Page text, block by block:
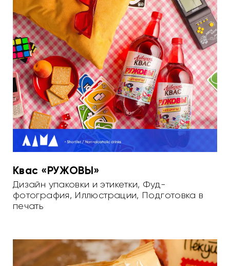
Квас «РУЖОВЫ»
Дизайн упаковки и этикетки, Фуд-
фотография, Иллюстрации, Подготовка в
печать